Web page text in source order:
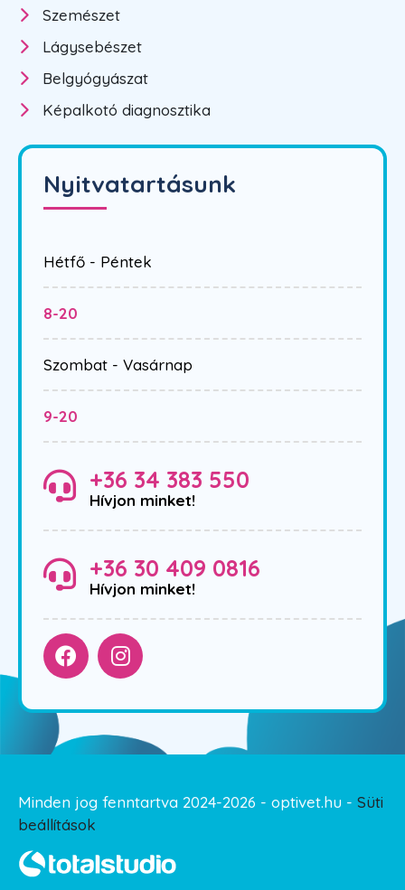
Szemészet
Lágysebészet
Belgyógyászat
Képalkotó diagnosztika
Nyitvatartásunk
Hétfő - Péntek
8-20
Szombat - Vasárnap
9-20
+36 34 383 550
Hívjon minket!
+36 30 409 0816
Hívjon minket!
Minden jog fenntartva 2024-2026 - optivet.hu - Süti
beállítások